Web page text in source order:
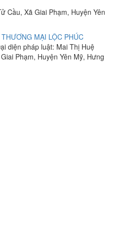
Cầu, Xã Giai Phạm, Huyện Yên
MẠI LỘC PHÚC
diện pháp luật: Mai Thị Huệ
Phạm, Huyện Yên Mỹ, Hưng